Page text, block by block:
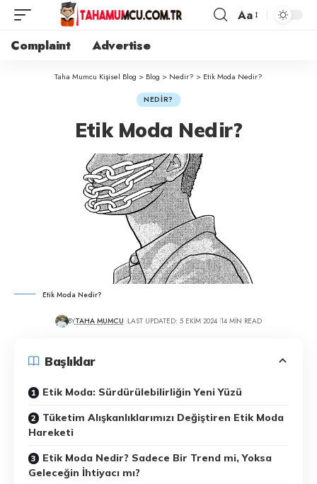
Aa
Complaint Advertise
Taha Mumcu Kişisel Blog > Blog > Nedir? > Etik Moda Nedir?
NEDIR?
Etik Moda Nedir?
Etik Moda Nedir?
BYTAHA MUMCU LAST UPDATED: 5 EKIM 2024 14 MIN READ
Başlıklar
Etik Moda: Sürdürülebilirliğin Yeni Yüzü
Tüketim Alışkanlıklarımızı Değiştiren Etik Moda
Hareketi
Etik Moda Nedir? Sadece Bir Trend mi, Yoksa
Geleceğin İhtiyacı mı?